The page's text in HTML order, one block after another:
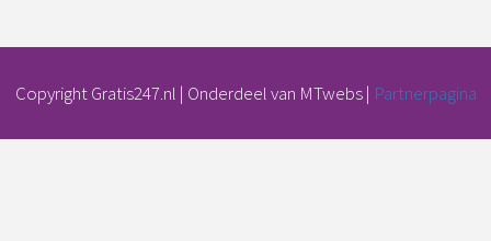
Copyright Gratis247.nl | Onderdeel van MTwebs | Partnerpagina